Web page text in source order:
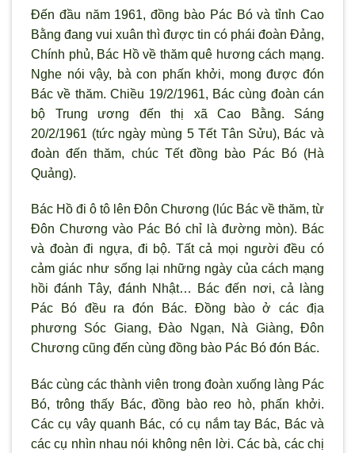
Đến đầu năm 1961, đồng bào Pác Bó và tỉnh Cao
Bằng đang vui xuân thì được tin có phái đoàn Đảng,
Chính phủ, Bác Hồ về thăm quê hương cách mạng.
Nghe nói vậy, bà con phấn khởi, mong được đón
Bác về thăm. Chiều 19/2/1961, Bác cùng đoàn cán
bộ Trung ương đến thị xã Cao Bằng. Sáng
20/2/1961 (tức ngày mùng 5 Tết Tân Sửu), Bác và
đoàn đến thăm, chúc Tết đồng bào Pác Bó (Hà
Quảng).
Bác Hồ đi ô tô lên Đôn Chương (lúc Bác về thăm, từ
Đôn Chương vào Pác Bó chỉ là đường mòn). Bác
và đoàn đi ngựa, đi bộ. Tất cả mọi người đều có
cảm giác như sống lại những ngày của cách mạng
hồi đánh Tây, đánh Nhật… Bác đến nơi, cả làng
Pác Bó đều ra đón Bác. Đồng bào ở các địa
phương Sóc Giang, Đào Ngạn, Nà Giàng, Đôn
Chương cũng đến cùng đồng bào Pác Bó đón Bác.
Bác cùng các thành viên trong đoàn xuống làng Pác
Bó, trông thấy Bác, đồng bào reo hò, phấn khởi.
Các cụ vây quanh Bác, có cụ nắm tay Bác, Bác và
các cụ nhìn nhau nói không nên lời. Các bà, các chị